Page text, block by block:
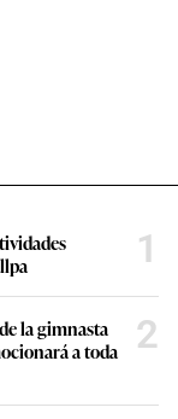
1
la gimnasta
a toda
2